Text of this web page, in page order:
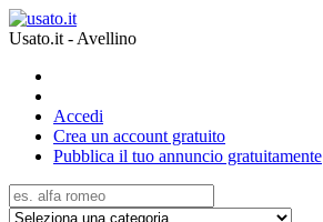
Usato.it - Avellino
Accedi
Crea un account gratuito
Pubblica il tuo annuncio gratuitamente